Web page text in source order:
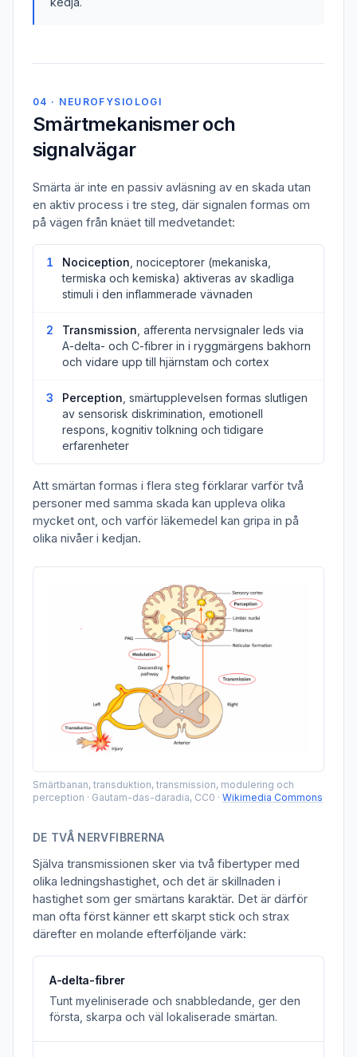
04 · NEUROFYSIOLOGI
Smärtmekanismer och
signalvägar
Smärta är inte en passiv avläsning av en skada utan
en aktiv process i tre steg, där signalen formas om
på vägen från knäet till medvetandet:
1 Nociception , nociceptorer (mekaniska,
termiska och kemiska) aktiveras av skadliga
stimuli i den inflammerade vävnaden
2 Transmission , afferenta nervsignaler leds via
A-delta- och C-fibrer in i ryggmärgens bakhorn
och vidare upp till hjärnstam och cortex
3 Perception , smärtupplevelsen formas slutligen
av sensorisk diskrimination, emotionell
respons, kognitiv tolkning och tidigare
erfarenheter
Att smärtan formas i flera steg förklarar varför två
personer med samma skada kan uppleva olika
mycket ont, och varför läkemedel kan gripa in på
olika nivåer i kedjan.
Smärtbanan, transduktion, transmission, modulering och
perception · Gautam-das-daradia, CC0 · Wikimedia Commons
DE TVÅ NERVFIBRERNA
Själva transmissionen sker via två fibertyper med
olika ledningshastighet, och det är skillnaden i
hastighet som ger smärtans karaktär. Det är därför
man ofta först känner ett skarpt stick och strax
därefter en molande efterföljande värk:
A-delta-fibrer
Tunt myeliniserade och snabbledande, ger den
första, skarpa och väl lokaliserade smärtan.